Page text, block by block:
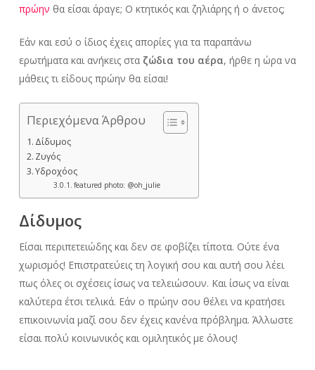
πρώην θα είσαι άραγε; Ο κτητικός και ζηλιάρης ή ο άνετος;
Εάν και εσύ ο ίδιος έχεις απορίες για τα παραπάνω
ερωτήματα και ανήκεις στα ζώδια του αέρα, ήρθε η ώρα να
μάθεις τι είδους πρώην θα είσαι!
Περιεχόμενα Άρθρου
Δίδυμος
Ζυγός
Υδροχόος
featured photo: @oh_julie
Δίδυμος
Είσαι περιπετειώδης και δεν σε φοβίζει τίποτα. Ούτε ένα
χωρισμός! Επιστρατεύεις τη λογική σου και αυτή σου λέει
πως όλες οι σχέσεις ίσως να τελειώσουν. Και ίσως να είναι
καλύτερα έτσι τελικά. Εάν ο πρώην σου θέλει να κρατήσει
επικοινωνία μαζί σου δεν έχεις κανένα πρόβλημα. Άλλωστε
είσαι πολύ κοινωνικός και ομιλητικός με όλους!